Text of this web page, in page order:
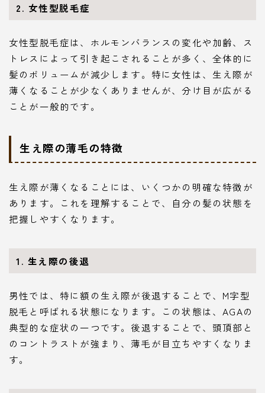
2. 女性型脱毛症
女性型脱毛症は、ホルモンバランスの変化や加齢、ス
トレスによって引き起こされることが多く、全体的に
髪のボリュームが減少します。特に女性は、生え際が
薄くなることが少なくありませんが、分け目が広がる
ことが一般的です。
生え際の薄毛の特徴
生え際が薄くなることには、いくつかの明確な特徴が
あります。これを理解することで、自分の髪の状態を
把握しやすくなります。
1. 生え際の後退
男性では、特に額の生え際が後退することで、M字型
脱毛と呼ばれる状態になります。この状態は、AGAの
典型的な症状の一つです。後退することで、頭頂部と
のコントラストが強まり、薄毛が目立ちやすくなりま
す。